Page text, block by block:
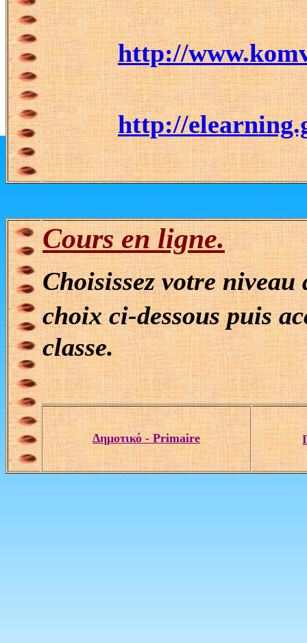
http://
http://
Cours en ligne.
Choisissez votre
choix ci-dessous puis
classe.
Δημοτικό- Primaire